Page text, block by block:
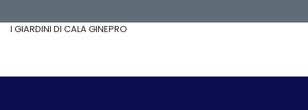
I GIARDINI DI CALA GINEPRO